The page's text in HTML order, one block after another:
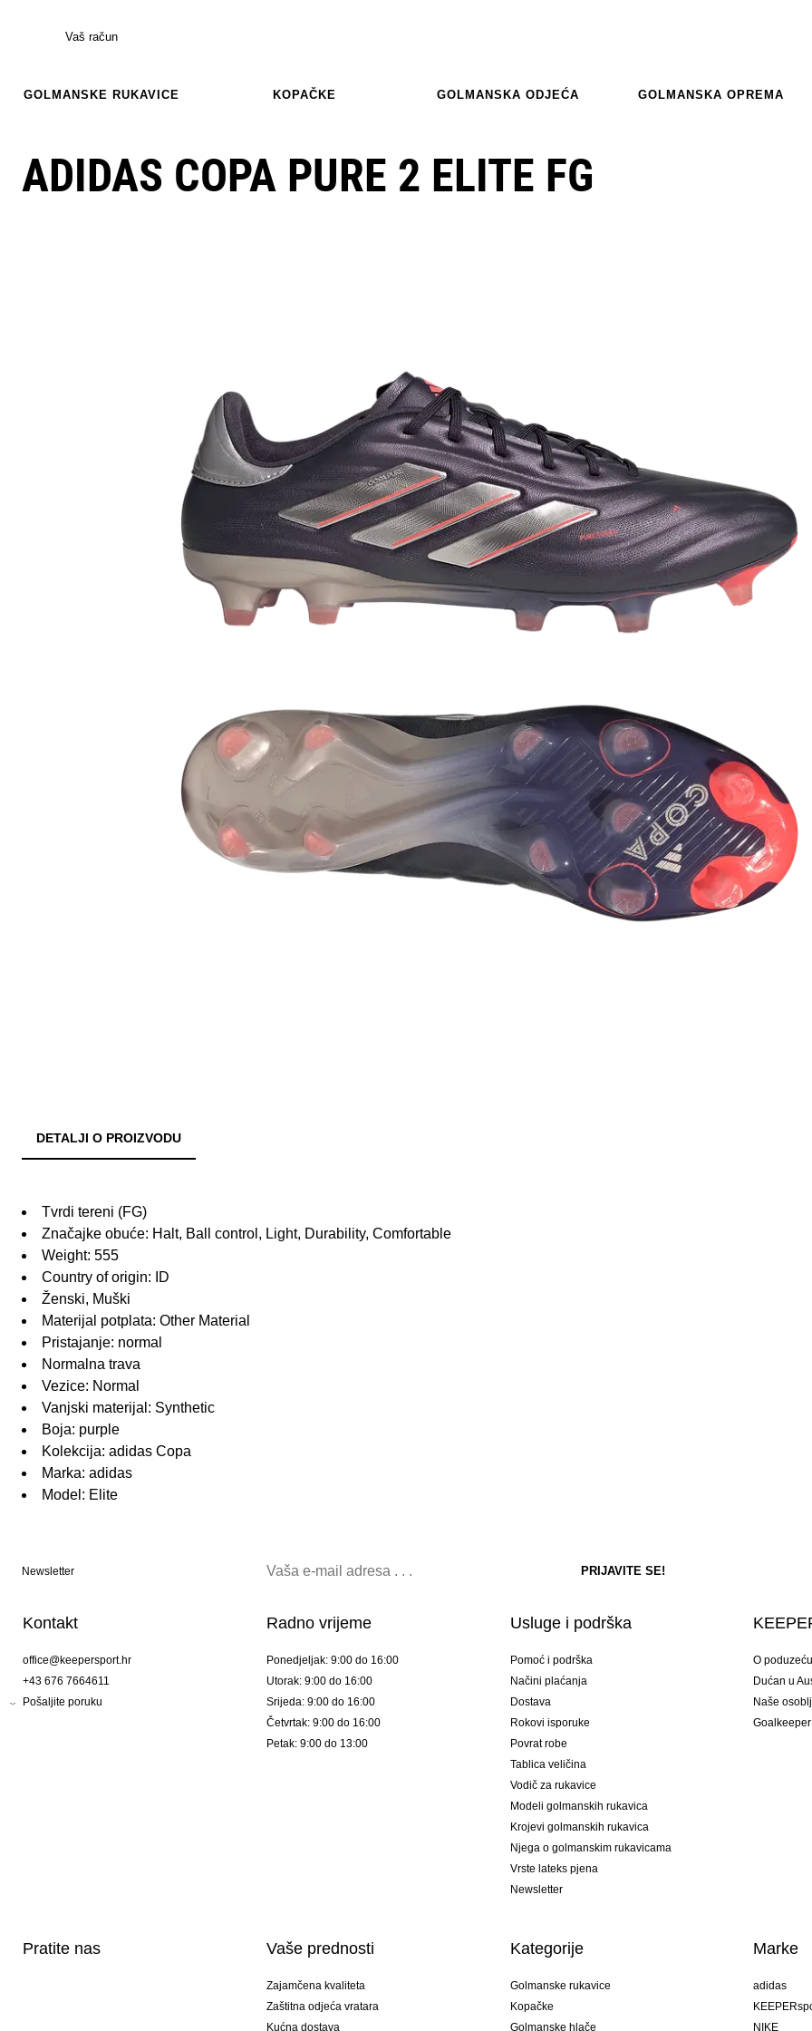
Vaš račun
GOLMANSKE RUKAVICE KOPAČKE GOLMANSKA ODJEĆA GOLMANSKA OPREMA
ADIDAS COPA PURE 2 ELITE FG
DETALJI O PROIZVODU
Tvrdi tereni (FG)
Značajke obuće: Halt, Ball control, Light, Durability, Comfortable
Weight: 555
Country of origin: ID
Ženski, Muški
Materijal potplata: Other Material
Pristajanje: normal
Normalna trava
Vezice: Normal
Vanjski materijal: Synthetic
Boja: purple
Kolekcija: adidas Copa
Marka: adidas
Model: Elite
Newsletter
Kontakt
office@keepersport.hr
+43 676 7664611
Pošaljite poruku
Radno vrijeme
Ponedjeljak: 9:00 do 16:00
Utorak: 9:00 do 16:00
Srijeda: 9:00 do 16:00
Četvrtak: 9:00 do 16:00
Petak: 9:00 do 13:00
Usluge i podrška
Pomoć i podrška
Načini plaćanja
Dostava
Rokovi isporuke
Povrat robe
Tablica veličina
Vodič za rukavice
Modeli golmanskih rukavica
Krojevi golmanskih rukavica
Njega o golmanskim rukavicama
Vrste lateks pjena
Newsletter
O poduzeću
Dućan u
Naše
Pratite nas Vaše prednosti
Zajamčena kvaliteta
Zaštitna odjeća vratara
Kućna dostava
Kategorije
Golmanske rukavice
Kopačke
Golmanske hlače
Marke
adidas
NIKE